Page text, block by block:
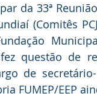
da 33ª
(Comitês
fez questão de
de
FUMEP/EEP